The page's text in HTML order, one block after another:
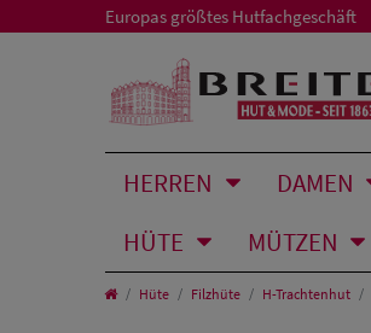
Europas größtes Hutfachgeschäft
HERREN DAMEN
HÜTE
MÜTZEN
Hüte Filzhüte H-Trachtenhut